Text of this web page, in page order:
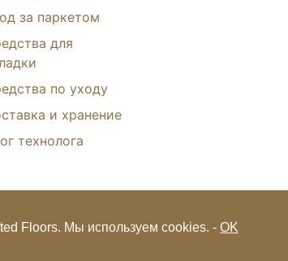
за паркетом
для
по уходу
и хранение
технолога
Floors. Мы используем cookies. - OK